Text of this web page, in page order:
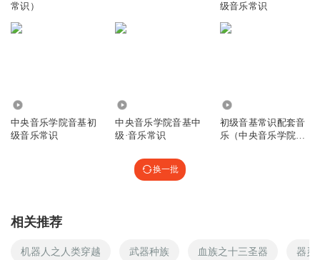
常识）
级音乐常识
中央音乐学院音基初
级音乐常识
中央音乐学院音基中
级·音乐常识
初级音基常识配套音
乐（中央音乐学院音
换一批
相关推荐
机器人之人类穿越 武器种族 血族之十三圣器 器灵